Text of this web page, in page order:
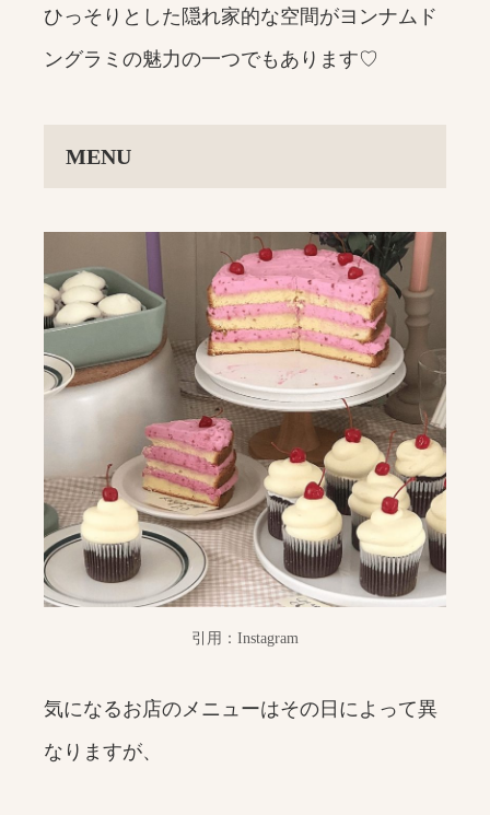
ひっそりとした隠れ家的な空間がヨンナムド
ングラミの魅力の一つでもあります♡
MENU
引用：Instagram
気になるお店のメニューはその日によって異
なりますが、